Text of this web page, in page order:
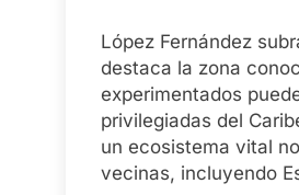
López Fernández
destaca la zona
experimentados
privilegiadas del
un ecosistema vital
vecinas, incluyendo